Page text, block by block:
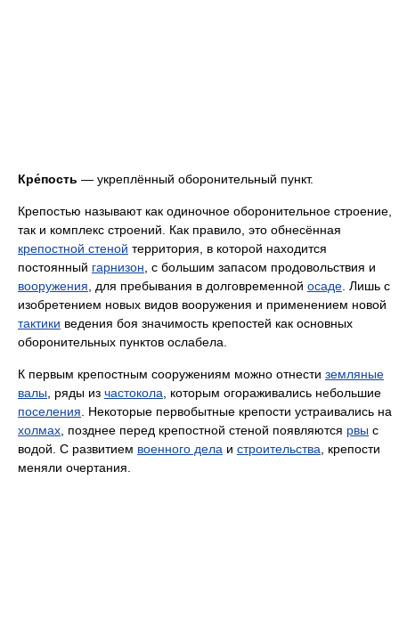
Кре́пость — укреплённый оборонительный пункт.
Крепостью называют как одиночное оборонительное строение,
так и комплекс строений. Как правило, это обнесённая
крепостной стеной территория, в которой находится
постоянный гарнизон , с большим запасом продовольствия и
вооружения , для пребывания в долговременной осаде . Лишь с
изобретением новых видов вооружения и применением новой
тактики ведения боя значимость крепостей как основных
оборонительных пунктов ослабела.
К первым крепостным сооружениям можно отнести земляные
валы , ряды из частокола , которым огораживались небольшие
поселения . Некоторые первобытные крепости устраивались на
холмах , позднее перед крепостной стеной появляются рвы с
водой. С развитием военного дела и строительства , крепости
меняли очертания.